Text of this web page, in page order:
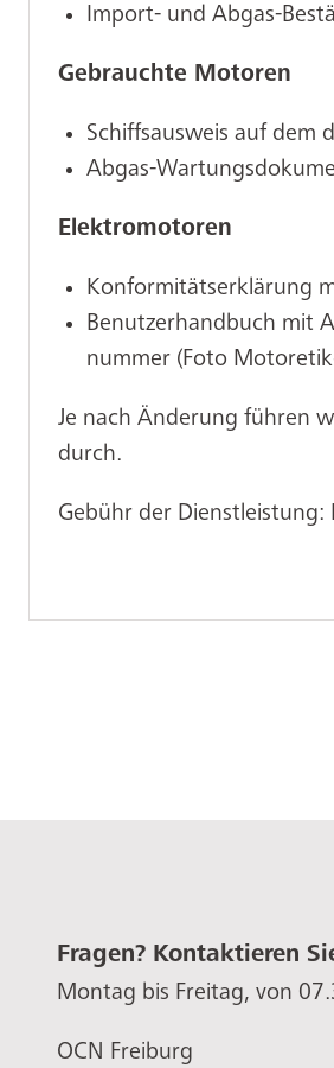
Import- und Abgas-
Gebrauchte Motoren
Schiffsausweis auf dem
Abgas-
Elektromotoren
Konformitätserklärung
Benutzerhandbuch mit
nummer (Foto
Je nach Änderung führen
durch.
Gebühr der Dienstleistung:
Fragen? Kontaktieren
Montag bis Freitag, von
OCN Freiburg